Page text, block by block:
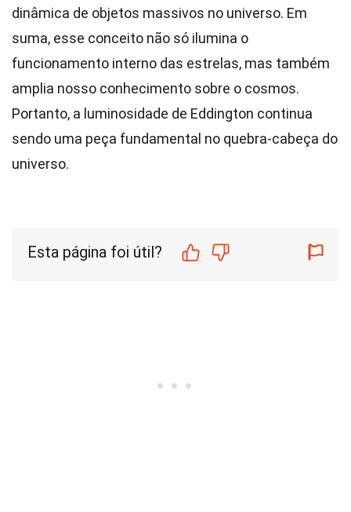
dinâmica de objetos massivos no universo. Em
suma, esse conceito não só ilumina o
funcionamento interno das estrelas, mas também
amplia nosso conhecimento sobre o cosmos.
Portanto, a luminosidade de Eddington continua
sendo uma peça fundamental no quebra-cabeça do
universo.
Esta página foi útil?